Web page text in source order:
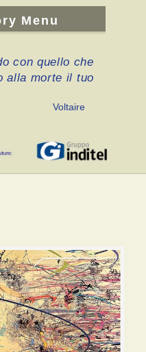
Menu
con quello che
alla morte il tuo
Voltaire